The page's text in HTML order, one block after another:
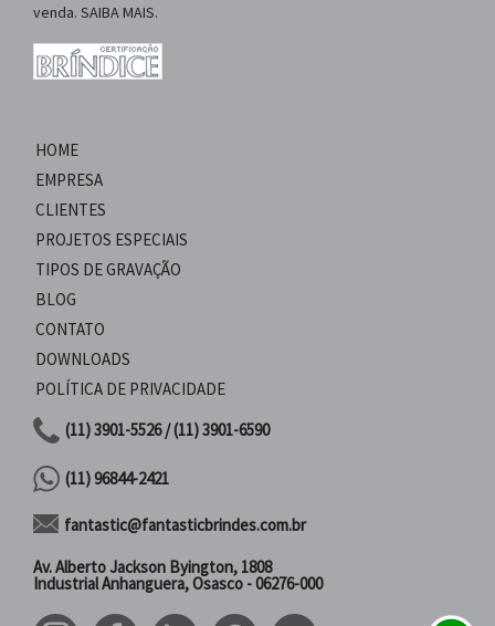
venda. SAIBA MAIS.
HOME
EMPRESA
CLIENTES
PROJETOS ESPECIAIS
TIPOS DE GRAVAÇÃO
BLOG
CONTATO
DOWNLOADS
POLÍTICA DE PRIVACIDADE
(11) 3901-5526 / (11) 3901-6590
(11) 96844-2421
fantastic@fantasticbrindes.com.br
Av. Alberto Jackson Byington, 1808
Industrial Anhanguera, Osasco - 06276-000